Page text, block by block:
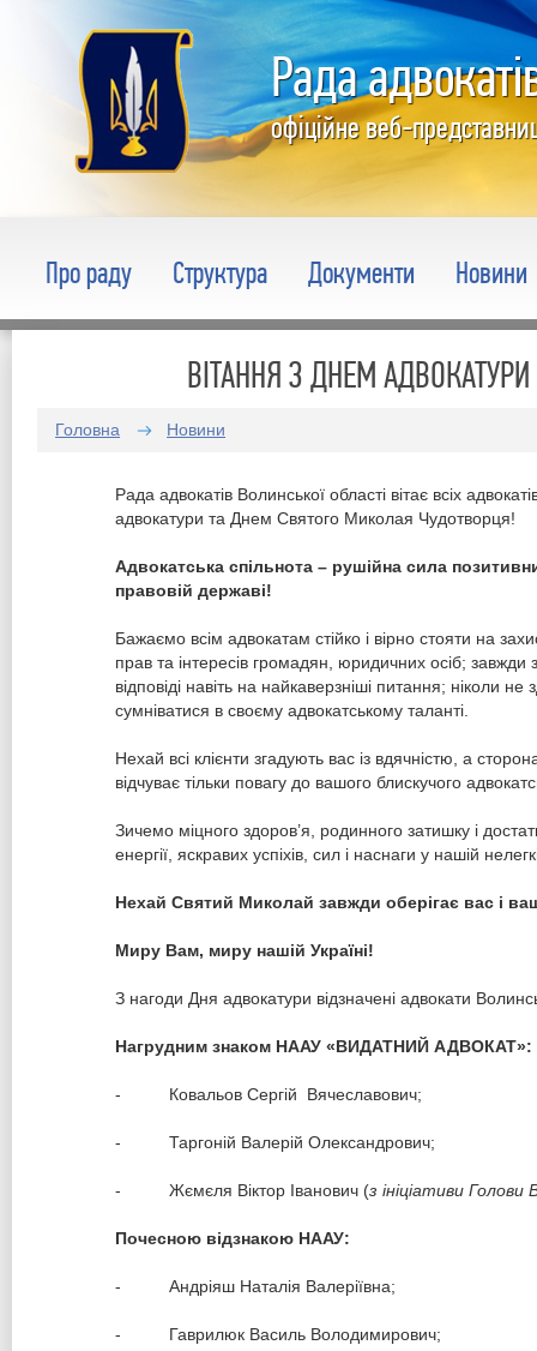
Рада
офіційне веб-
Про раду Структура Документи Новини
ВІТАННЯ З ДНЕМ
Головна Новини
Рада адвокатів Волинської області вітає всіх
адвокатури та Днем Святого Миколая Чудотворця!
Адвокатська спільнота – рушійна сила
правовій державі!
Бажаємо всім адвокатам стійко і вірно стояти на
прав та інтересів громадян, юридичних осіб; завжди
відповіді навіть на найкаверзніші питання; ніколи не
сумніватися в своєму адвокатському таланті.
Нехай всі клієнти згадують вас із вдячністю, а
відчуває тільки повагу до вашого блискучого
Зичемо міцного здоров’я, родинного затишку і
енергії, яскравих успіхів, сил і наснаги у нашій
Нехай Святий Миколай завжди оберігає вас і
Миру Вам, миру нашій Україні!
З нагоди Дня адвокатури відзначені адвокати
Нагрудним знаком НААУ «ВИДАТНИЙ АДВОКАТ»:
- Ковальов Сергій Вячеславович;
- Таргоній Валерій Олександрович;
- Жємєля Віктор Іванович (з ініціативи Голови
Почесною відзнакою НААУ:
- Андріяш Наталія Валеріївна;
- Гаврилюк Василь Володимирович;